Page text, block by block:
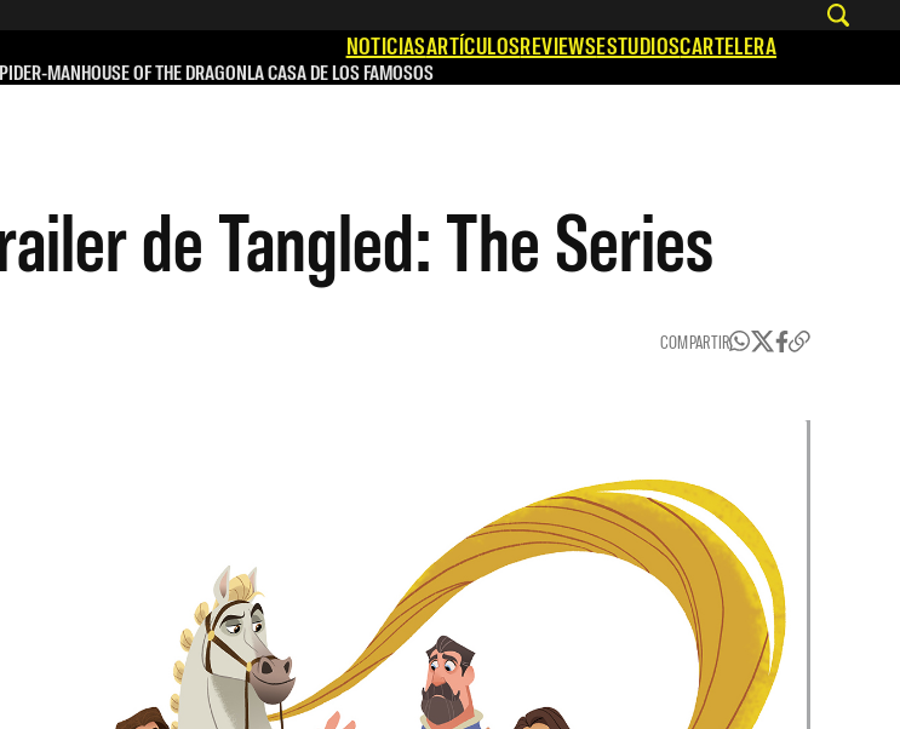
NOTICIASARTÍCULOSREVIEWSESTUDIOSCARTELERA
MANHOUSE OF THE DRAGONLA CASA DE LOS FAMOSOS
de Tangled: The Series
COMPARTIR